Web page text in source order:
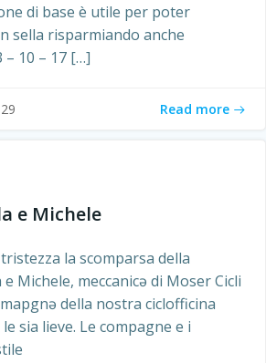
di base è utile per poter
sella risparmiando anche
– 10 – 17 […]
Read more
e Michele
la scomparsa della
Michele, meccanicə di Moser Cicli
della nostra ciclofficina
sia lieve. Le compagne e i